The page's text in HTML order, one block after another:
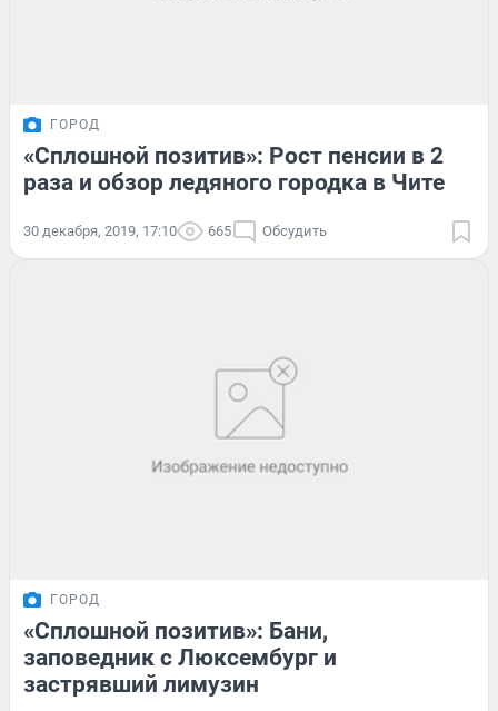
ГОРОД
«Сплошной позитив»: Рост пенсии в 2
раза и обзор ледяного городка в Чите
30 декабря, 2019, 17:10 665 Обсудить
ГОРОД
«Сплошной позитив»: Бани,
заповедник с Люксембург и
застрявший лимузин